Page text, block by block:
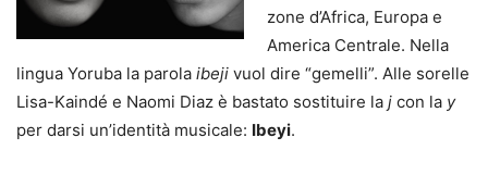
zone d’Africa, Europa e
America Centrale. Nella
lingua Yoruba la parola ibeji vuol dire “gemelli”. Alle sorelle
Lisa-Kaindé e Naomi Diaz è bastato sostituire la j con la y
per darsi un’identità musicale: Ibeyi.